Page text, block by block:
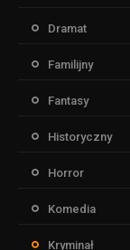
Dramat
Familijny
Fantasy
Historyczny
Horror
Komedia
Kryminał